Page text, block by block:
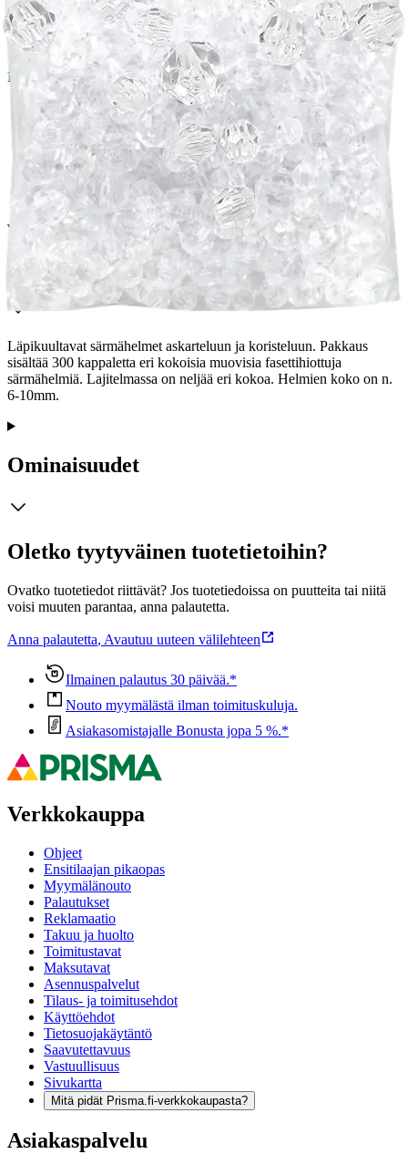
Postin pakettiautomaattiin tai
palvelupisteeseen!
Etu ei koske Suuri‑lisäpalvelulla toimitettavia tuotteita.
Tarkista myymäläsaatavuus
Tuotekuvaus
Läpikuultavat särmähelmet askarteluun ja koristeluun. Pakkaus
sisältää 300 kappaletta eri kokoisia muovisia fasettihiottuja
särmähelmiä. Lajitelmassa on neljää eri kokoa. Helmien koko on n.
6-10mm.
Ominaisuudet
Oletko tyytyväinen tuotetietoihin?
Ovatko tuotetiedot riittävät? Jos tuotetiedoissa on puutteita tai niitä
voisi muuten parantaa, anna palautetta.
Anna palautetta, Avautuu uuteen välilehteen
Ilmainen palautus 30 päivää.*
Nouto myymälästä ilman toimituskuluja.
Asiakasomistajalle Bonusta jopa 5 %.*
Verkkokauppa
Ohjeet
Ensitilaajan pikaopas
Myymälänouto
Palautukset
Reklamaatio
Takuu ja huolto
Toimitustavat
Maksutavat
Asennuspalvelut
Tilaus- ja toimitusehdot
Käyttöehdot
Tietosuojakäytäntö
Saavutettavuus
Vastuullisuus
Sivukartta
Mitä pidät Prisma.fi-verkkokaupasta?
Asiakaspalvelu